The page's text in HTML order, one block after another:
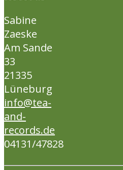
Sabine
Zaeske
Am Sande
33
21335
Lüneburg
info@tea-
and-
records.de
04131/47828